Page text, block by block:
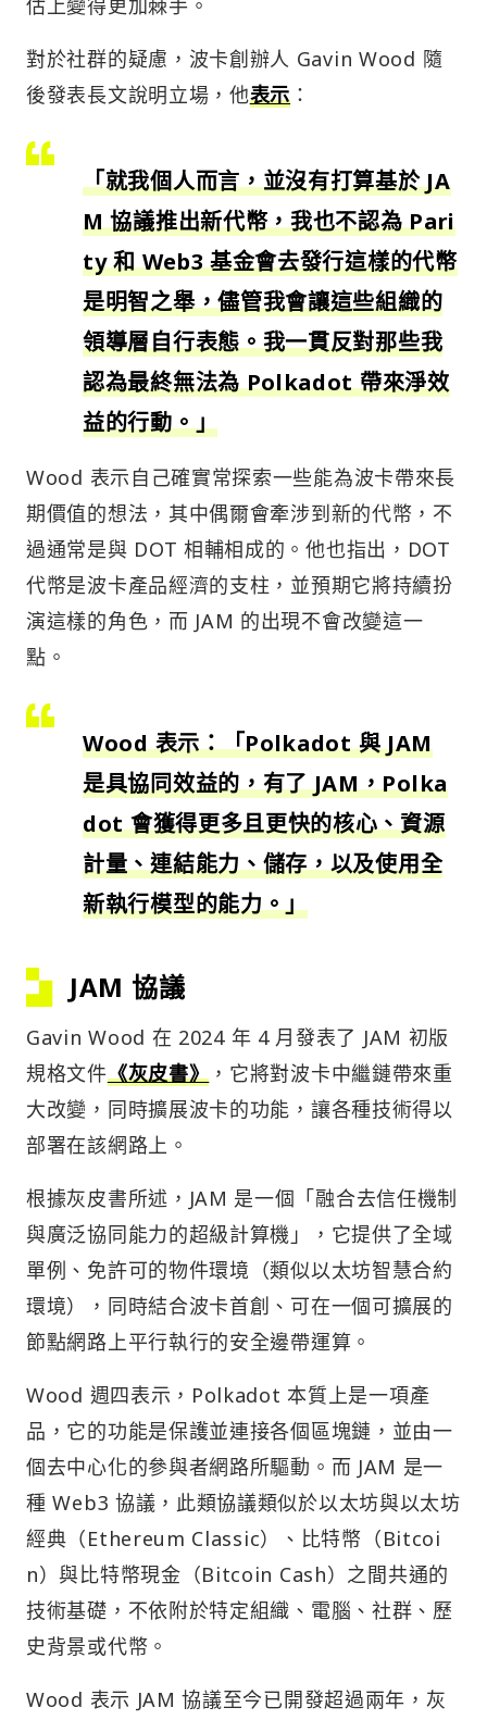
對於社群的疑慮，波卡創辦人 Gavin Wood 隨
後發表長文說明立場，他表示 ：
「就我個人而言，並沒有打算基於 JA
M 協議推出新代幣，我也不認為 Pari
ty 和 Web3 基金會去發行這樣的代幣
是明智之舉，儘管我會讓這些組織的
領導層自行表態。我一貫反對那些我
認為最終無法為 Polkadot 帶來淨效
益的行動。」
Wood 表示自己確實常探索一些能為波卡帶來長
期價值的想法，其中偶爾會牽涉到新的代幣，不
過通常是與 DOT 相輔相成的。他也指出，DOT
代幣是波卡產品經濟的支柱，並預期它將持續扮
演這樣的角色，而 JAM 的出現不會改變這一
點。
Wood 表示：「Polkadot 與 JAM
是具協同效益的，有了 JAM，Polka
dot 會獲得更多且更快的核心、資源
計量、連結能力、儲存，以及使用全
新執行模型的能力。」
JAM 協議
Gavin Wood 在 2024 年 4 月發表了 JAM 初版
規格文件《灰皮書》 ，它將對波卡中繼鏈帶來重
大改變，同時擴展波卡的功能，讓各種技術得以
部署在該網路上。
根據灰皮書所述，JAM 是一個「融合去信任機制
與廣泛協同能力的超級計算機」，它提供了全域
單例、免許可的物件環境（類似以太坊智慧合約
環境），同時結合波卡首創、可在一個可擴展的
節點網路上平行執行的安全邊帶運算。
Wood 週四表示，Polkadot 本質上是一項產
品，它的功能是保護並連接各個區塊鏈，並由一
個去中心化的參與者網路所驅動。而 JAM 是一
種 Web3 協議，此類協議類似於以太坊與以太坊
經典（Ethereum Classic）、比特幣（Bitcoi
n）與比特幣現金（Bitcoin Cash）之間共通的
技術基礎，不依附於特定組織、電腦、社群、歷
史背景或代幣。
Wood 表示 JAM 協議至今已開發超過兩年，灰